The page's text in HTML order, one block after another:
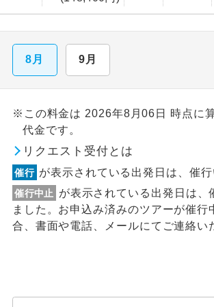
8月 9月
※この料金は 2026年8月06日 時点に
代金です。
リクエスト受付とは
催行 が表示されている出発日は、催行
催行中止
が表示されている出発日は、
ました。お申込み済みのツアーが催行
合、書面や電話、メールにてご連絡い